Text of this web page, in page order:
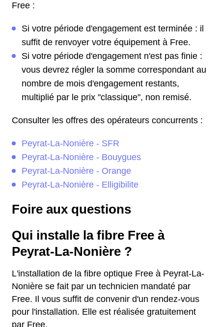
Free :
Si votre période d'engagement est terminée : il
suffit de renvoyer votre équipement à Free.
Si votre période d'engagement n'est pas finie :
vous devrez régler la somme correspondant au
nombre de mois d'engagement restants,
multiplié par le prix "classique", non remisé.
Consulter les offres des opérateurs concurrents :
Peyrat-La-Nonière - SFR
Peyrat-La-Nonière - Bouygues
Peyrat-La-Nonière - Orange
Peyrat-La-Nonière - Elligibilite
Foire aux questions
Qui installe la fibre Free à
Peyrat-La-Nonière ?
L'installation de la fibre optique Free à Peyrat-La-
Nonière se fait par un technicien mandaté par
Free. Il vous suffit de convenir d'un rendez-vous
pour l'installation. Elle est réalisée gratuitement
par Free.